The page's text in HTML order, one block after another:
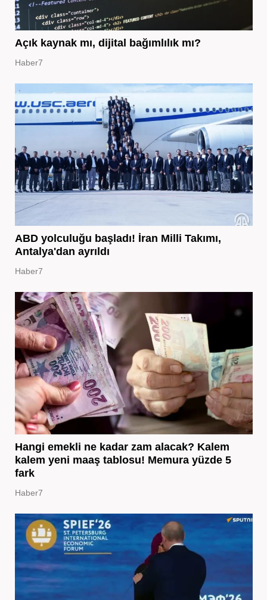
Açık kaynak mı, dijital bağımlılık mı?
Haber7
ABD yolculuğu başladı! İran Milli Takımı,
Antalya'dan ayrıldı
Haber7
Hangi emekli ne kadar zam alacak? Kalem
kalem yeni maaş tablosu! Memura yüzde 5
fark
Haber7